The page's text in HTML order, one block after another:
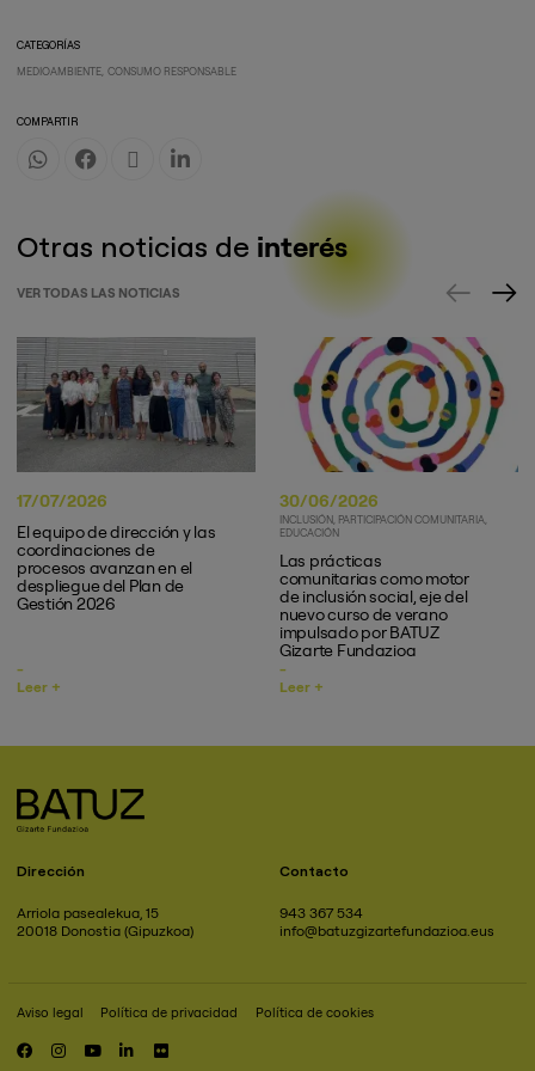
CATEGORÍAS
MEDIOAMBIENTE CONSUMO RESPONSABLE
COMPARTIR
Otras noticias de interés
VER TODAS LAS NOTICIAS
17/07/2026
El equipo de dirección y las
coordinaciones de
procesos avanzan en el
despliegue del Plan de
Gestión 2026
Leer +
30/06/2026
INCLUSIÓN
PARTICIPACIÓN COMUNITARIA
EDUCACIÓN
Las prácticas
comunitarias como motor
de inclusión social, eje del
nuevo curso de verano
impulsado por BATUZ
Gizarte Fundazioa
Leer +
Dirección
Arriola pasealekua, 15
20018 Donostia (Gipuzkoa)
Contacto
943 367 534
info@batuzgizartefundazioa.eus
Pie
Aviso legal Política de privacidad Política de cookies